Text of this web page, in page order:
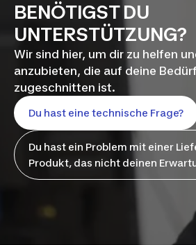
BENÖTIGST DU
UNTERSTÜTZUNG?
Wir sind hier, um dir zu helfen
anzubieten, die auf deine
zugeschnitten ist.
Du hast eine technische Frage?
Du hast ein Problem mit einer
Produkt, das nicht deinen